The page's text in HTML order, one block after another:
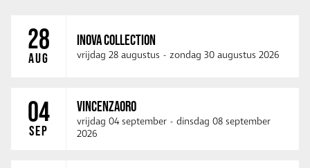
28
AUG
INOVA COLLECTION
vrijdag 28 augustus - zondag 30 augustus 2026
04
SEP
VINCENZAORO
vrijdag 04 september - dinsdag 08 september
2026